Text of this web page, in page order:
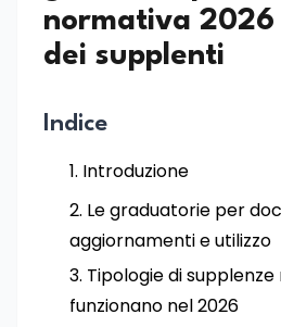
normativa
dei supplenti
Indice
Introduzione
Le graduatorie per
aggiornamenti e utilizzo
Tipologie di
funzionano nel 2026